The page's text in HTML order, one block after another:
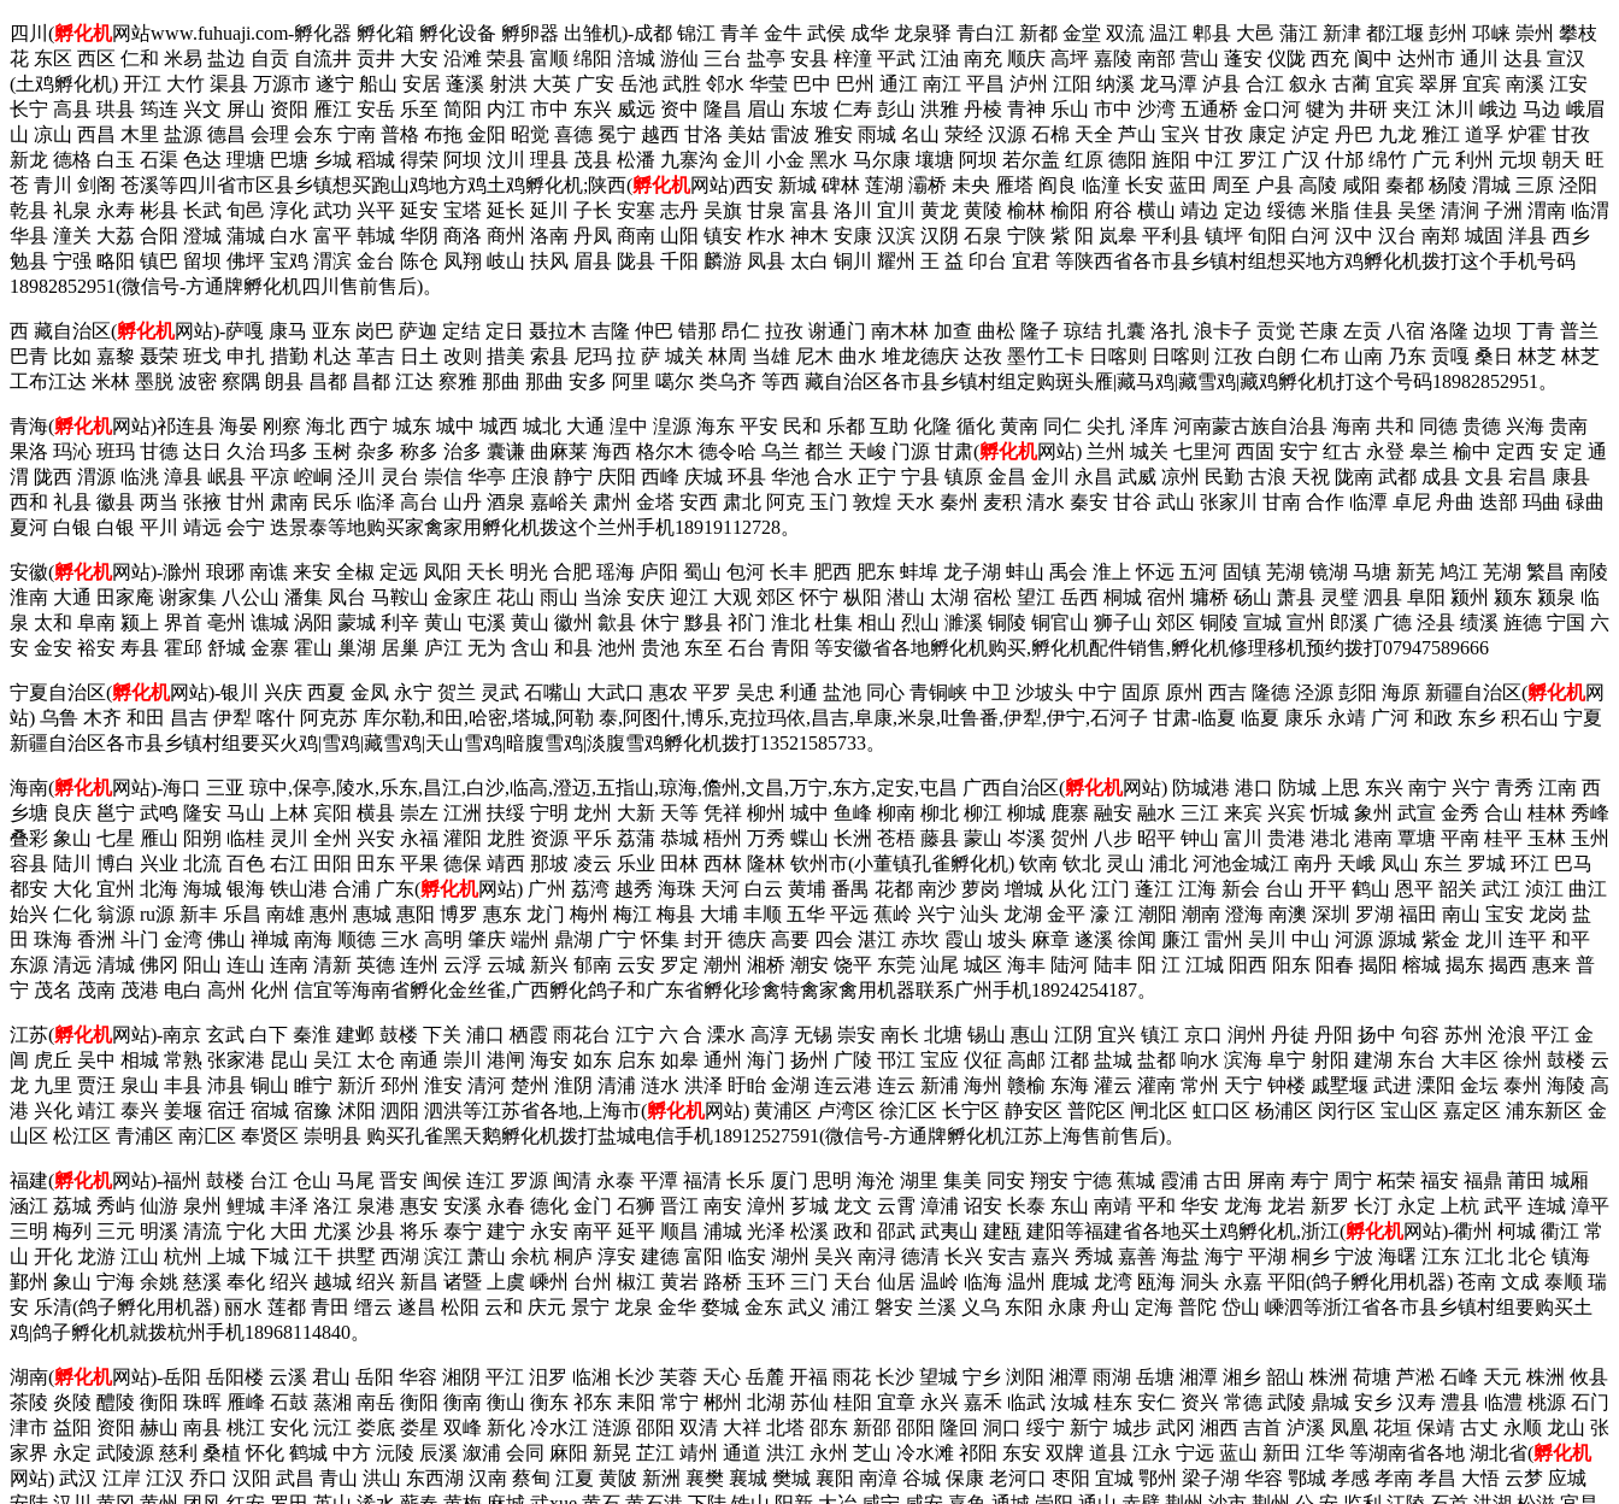
四川(孵化机网站www.fuhuaji.com-孵化器 孵化箱 孵化设备 孵卵器 出雏机)-成都 锦江 青羊 金牛 武侯 成华 龙泉驿 青白江 新都 金堂 双流 温江 郫县 大邑 蒲江 新津 都江堰 彭州 邛崃 崇州 攀枝
花 东区 西区 仁和 米易 盐边 自贡 自流井 贡井 大安 沿滩 荣县 富顺 绵阳 涪城 游仙 三台 盐亭 安县 梓潼 平武 江油 南充 顺庆 高坪 嘉陵 南部 营山 蓬安 仪陇 西充 阆中 达州市 通川 达县 宣汉
(土鸡孵化机) 开江 大竹 渠县 万源市 遂宁 船山 安居 蓬溪 射洪 大英 广安 岳池 武胜 邻水 华莹 巴中 巴州 通江 南江 平昌 泸州 江阳 纳溪 龙马潭 泸县 合江 叙永 古蔺 宜宾 翠屏 宜宾 南溪 江安
长宁 高县 珙县 筠连 兴文 屏山 资阳 雁江 安岳 乐至 简阳 内江 市中 东兴 威远 资中 隆昌 眉山 东坡 仁寿 彭山 洪雅 丹棱 青神 乐山 市中 沙湾 五通桥 金口河 犍为 井研 夹江 沐川 峨边 马边 峨眉
山 凉山 西昌 木里 盐源 德昌 会理 会东 宁南 普格 布拖 金阳 昭觉 喜德 冕宁 越西 甘洛 美姑 雷波 雅安 雨城 名山 荥经 汉源 石棉 天全 芦山 宝兴 甘孜 康定 泸定 丹巴 九龙 雅江 道孚 炉霍 甘孜
新龙 德格 白玉 石渠 色达 理塘 巴塘 乡城 稻城 得荣 阿坝 汶川 理县 茂县 松潘 九寨沟 金川 小金 黑水 马尔康 壤塘 阿坝 若尔盖 红原 德阳 旌阳 中江 罗江 广汉 什邡 绵竹 广元 利州 元坝 朝天 旺
苍 青川 剑阁 苍溪等四川省市区县乡镇想买跑山鸡地方鸡土鸡孵化机;陕西(孵化机网站)西安 新城 碑林 莲湖 灞桥 未央 雁塔 阎良 临潼 长安 蓝田 周至 户县 高陵 咸阳 秦都 杨陵 渭城 三原 泾阳
乾县 礼泉 永寿 彬县 长武 旬邑 淳化 武功 兴平 延安 宝塔 延长 延川 子长 安塞 志丹 吴旗 甘泉 富县 洛川 宜川 黄龙 黄陵 榆林 榆阳 府谷 横山 靖边 定边 绥德 米脂 佳县 吴堡 清涧 子洲 渭南 临渭
华县 潼关 大荔 合阳 澄城 蒲城 白水 富平 韩城 华阴 商洛 商州 洛南 丹凤 商南 山阳 镇安 柞水 神木 安康 汉滨 汉阴 石泉 宁陕 紫 阳 岚皋 平利县 镇坪 旬阳 白河 汉中 汉台 南郑 城固 洋县 西乡
勉县 宁强 略阳 镇巴 留坝 佛坪 宝鸡 渭滨 金台 陈仓 凤翔 岐山 扶风 眉县 陇县 千阳 麟游 凤县 太白 铜川 耀州 王 益 印台 宜君 等陕西省各市县乡镇村组想买地方鸡孵化机拨打这个手机号码
18982852951(微信号-方通牌孵化机四川售前售后)。
西 藏自治区(孵化机网站)-萨嘎 康马 亚东 岗巴 萨迦 定结 定日 聂拉木 吉隆 仲巴 错那 昂仁 拉孜 谢通门 南木林 加查 曲松 隆子 琼结 扎囊 洛扎 浪卡子 贡觉 芒康 左贡 八宿 洛隆 边坝 丁青 普兰
巴青 比如 嘉黎 聂荣 班戈 申扎 措勤 札达 革吉 日土 改则 措美 索县 尼玛 拉 萨 城关 林周 当雄 尼木 曲水 堆龙德庆 达孜 墨竹工卡 日喀则 日喀则 江孜 白朗 仁布 山南 乃东 贡嘎 桑日 林芝 林芝
工布江达 米林 墨脱 波密 察隅 朗县 昌都 昌都 江达 察雅 那曲 那曲 安多 阿里 噶尔 类乌齐 等西 藏自治区各市县乡镇村组定购斑头雁|藏马鸡|藏雪鸡|藏鸡孵化机打这个号码18982852951。
青海(孵化机网站)祁连县 海晏 刚察 海北 西宁 城东 城中 城西 城北 大通 湟中 湟源 海东 平安 民和 乐都 互助 化隆 循化 黄南 同仁 尖扎 泽库 河南蒙古族自治县 海南 共和 同德 贵德 兴海 贵南
果洛 玛沁 班玛 甘德 达日 久治 玛多 玉树 杂多 称多 治多 囊谦 曲麻莱 海西 格尔木 德令哈 乌兰 都兰 天峻 门源 甘肃(孵化机网站) 兰州 城关 七里河 西固 安宁 红古 永登 皋兰 榆中 定西 安 定 通
渭 陇西 渭源 临洮 漳县 岷县 平凉 崆峒 泾川 灵台 崇信 华亭 庄浪 静宁 庆阳 西峰 庆城 环县 华池 合水 正宁 宁县 镇原 金昌 金川 永昌 武威 凉州 民勤 古浪 天祝 陇南 武都 成县 文县 宕昌 康县
西和 礼县 徽县 两当 张掖 甘州 肃南 民乐 临泽 高台 山丹 酒泉 嘉峪关 肃州 金塔 安西 肃北 阿克 玉门 敦煌 天水 秦州 麦积 清水 秦安 甘谷 武山 张家川 甘南 合作 临潭 卓尼 舟曲 迭部 玛曲 碌曲
夏河 白银 白银 平川 靖远 会宁 迭景泰等地购买家禽家用孵化机拨这个兰州手机18919112728。
安徽(孵化机网站)-滁州 琅琊 南谯 来安 全椒 定远 凤阳 天长 明光 合肥 瑶海 庐阳 蜀山 包河 长丰 肥西 肥东 蚌埠 龙子湖 蚌山 禹会 淮上 怀远 五河 固镇 芜湖 镜湖 马塘 新芜 鸠江 芜湖 繁昌 南陵
淮南 大通 田家庵 谢家集 八公山 潘集 凤台 马鞍山 金家庄 花山 雨山 当涂 安庆 迎江 大观 郊区 怀宁 枞阳 潜山 太湖 宿松 望江 岳西 桐城 宿州 墉桥 砀山 萧县 灵璧 泗县 阜阳 颍州 颍东 颍泉 临
泉 太和 阜南 颍上 界首 亳州 谯城 涡阳 蒙城 利辛 黄山 屯溪 黄山 徽州 歙县 休宁 黟县 祁门 淮北 杜集 相山 烈山 濉溪 铜陵 铜官山 狮子山 郊区 铜陵 宣城 宣州 郎溪 广德 泾县 绩溪 旌德 宁国 六
安 金安 裕安 寿县 霍邱 舒城 金寨 霍山 巢湖 居巢 庐江 无为 含山 和县 池州 贵池 东至 石台 青阳 等安徽省各地孵化机购买,孵化机配件销售,孵化机修理移机预约拨打07947589666
宁夏自治区(孵化机网站)-银川 兴庆 西夏 金凤 永宁 贺兰 灵武 石嘴山 大武口 惠农 平罗 吴忠 利通 盐池 同心 青铜峡 中卫 沙坡头 中宁 固原 原州 西吉 隆德 泾源 彭阳 海原 新疆自治区(孵化机网
站) 乌鲁 木齐 和田 昌吉 伊犁 喀什 阿克苏 库尔勒,和田,哈密,塔城,阿勒 泰,阿图什,博乐,克拉玛依,昌吉,阜康,米泉,吐鲁番,伊犁,伊宁,石河子 甘肃-临夏 临夏 康乐 永靖 广河 和政 东乡 积石山 宁夏
新疆自治区各市县乡镇村组要买火鸡|雪鸡|藏雪鸡|天山雪鸡|暗腹雪鸡|淡腹雪鸡孵化机拨打13521585733。
海南(孵化机网站)-海口 三亚 琼中,保亭,陵水,乐东,昌江,白沙,临高,澄迈,五指山,琼海,儋州,文昌,万宁,东方,定安,屯昌 广西自治区(孵化机网站) 防城港 港口 防城 上思 东兴 南宁 兴宁 青秀 江南 西
乡塘 良庆 邕宁 武鸣 隆安 马山 上林 宾阳 横县 崇左 江洲 扶绥 宁明 龙州 大新 天等 凭祥 柳州 城中 鱼峰 柳南 柳北 柳江 柳城 鹿寨 融安 融水 三江 来宾 兴宾 忻城 象州 武宣 金秀 合山 桂林 秀峰
叠彩 象山 七星 雁山 阳朔 临桂 灵川 全州 兴安 永福 灌阳 龙胜 资源 平乐 荔蒲 恭城 梧州 万秀 蝶山 长洲 苍梧 藤县 蒙山 岑溪 贺州 八步 昭平 钟山 富川 贵港 港北 港南 覃塘 平南 桂平 玉林 玉州
容县 陆川 博白 兴业 北流 百色 右江 田阳 田东 平果 德保 靖西 那坡 凌云 乐业 田林 西林 隆林 钦州市(小董镇孔雀孵化机) 钦南 钦北 灵山 浦北 河池金城江 南丹 天峨 凤山 东兰 罗城 环江 巴马
都安 大化 宜州 北海 海城 银海 铁山港 合浦 广东(孵化机网站) 广州 荔湾 越秀 海珠 天河 白云 黄埔 番禺 花都 南沙 萝岗 增城 从化 江门 蓬江 江海 新会 台山 开平 鹤山 恩平 韶关 武江 浈江 曲江
始兴 仁化 翁源 ru源 新丰 乐昌 南雄 惠州 惠城 惠阳 博罗 惠东 龙门 梅州 梅江 梅县 大埔 丰顺 五华 平远 蕉岭 兴宁 汕头 龙湖 金平 濠 江 潮阳 潮南 澄海 南澳 深圳 罗湖 福田 南山 宝安 龙岗 盐
田 珠海 香洲 斗门 金湾 佛山 禅城 南海 顺德 三水 高明 肇庆 端州 鼎湖 广宁 怀集 封开 德庆 高要 四会 湛江 赤坎 霞山 坡头 麻章 遂溪 徐闻 廉江 雷州 吴川 中山 河源 源城 紫金 龙川 连平 和平
东源 清远 清城 佛冈 阳山 连山 连南 清新 英德 连州 云浮 云城 新兴 郁南 云安 罗定 潮州 湘桥 潮安 饶平 东莞 汕尾 城区 海丰 陆河 陆丰 阳 江 江城 阳西 阳东 阳春 揭阳 榕城 揭东 揭西 惠来 普
宁 茂名 茂南 茂港 电白 高州 化州 信宜等海南省孵化金丝雀,广西孵化鸽子和广东省孵化珍禽特禽家禽用机器联系广州手机18924254187。
江苏(孵化机网站)-南京 玄武 白下 秦淮 建邺 鼓楼 下关 浦口 栖霞 雨花台 江宁 六 合 溧水 高淳 无锡 崇安 南长 北塘 锡山 惠山 江阴 宜兴 镇江 京口 润州 丹徒 丹阳 扬中 句容 苏州 沧浪 平江 金
阊 虎丘 吴中 相城 常熟 张家港 昆山 吴江 太仓 南通 崇川 港闸 海安 如东 启东 如皋 通州 海门 扬州 广陵 邗江 宝应 仪征 高邮 江都 盐城 盐都 响水 滨海 阜宁 射阳 建湖 东台 大丰区 徐州 鼓楼 云
龙 九里 贾汪 泉山 丰县 沛县 铜山 睢宁 新沂 邳州 淮安 清河 楚州 淮阴 清浦 涟水 洪泽 盱眙 金湖 连云港 连云 新浦 海州 赣榆 东海 灌云 灌南 常州 天宁 钟楼 戚墅堰 武进 溧阳 金坛 泰州 海陵 高
港 兴化 靖江 泰兴 姜堰 宿迁 宿城 宿豫 沭阳 泗阳 泗洪等江苏省各地,上海市(孵化机网站) 黄浦区 卢湾区 徐汇区 长宁区 静安区 普陀区 闸北区 虹口区 杨浦区 闵行区 宝山区 嘉定区 浦东新区 金
山区 松江区 青浦区 南汇区 奉贤区 崇明县 购买孔雀黑天鹅孵化机拨打盐城电信手机18912527591(微信号-方通牌孵化机江苏上海售前售后)。
福建(孵化机网站)-福州 鼓楼 台江 仓山 马尾 晋安 闽侯 连江 罗源 闽清 永泰 平潭 福清 长乐 厦门 思明 海沧 湖里 集美 同安 翔安 宁德 蕉城 霞浦 古田 屏南 寿宁 周宁 柘荣 福安 福鼎 莆田 城厢
涵江 荔城 秀屿 仙游 泉州 鲤城 丰泽 洛江 泉港 惠安 安溪 永春 德化 金门 石狮 晋江 南安 漳州 芗城 龙文 云霄 漳浦 诏安 长泰 东山 南靖 平和 华安 龙海 龙岩 新罗 长汀 永定 上杭 武平 连城 漳平
三明 梅列 三元 明溪 清流 宁化 大田 尤溪 沙县 将乐 泰宁 建宁 永安 南平 延平 顺昌 浦城 光泽 松溪 政和 邵武 武夷山 建瓯 建阳等福建省各地买土鸡孵化机,浙江(孵化机网站)-衢州 柯城 衢江 常
山 开化 龙游 江山 杭州 上城 下城 江干 拱墅 西湖 滨江 萧山 余杭 桐庐 淳安 建德 富阳 临安 湖州 吴兴 南浔 德清 长兴 安吉 嘉兴 秀城 嘉善 海盐 海宁 平湖 桐乡 宁波 海曙 江东 江北 北仑 镇海
鄞州 象山 宁海 余姚 慈溪 奉化 绍兴 越城 绍兴 新昌 诸暨 上虞 嵊州 台州 椒江 黄岩 路桥 玉环 三门 天台 仙居 温岭 临海 温州 鹿城 龙湾 瓯海 洞头 永嘉 平阳(鸽子孵化用机器) 苍南 文成 泰顺 瑞
安 乐清(鸽子孵化用机器) 丽水 莲都 青田 缙云 遂昌 松阳 云和 庆元 景宁 龙泉 金华 婺城 金东 武义 浦江 磐安 兰溪 义乌 东阳 永康 舟山 定海 普陀 岱山 嵊泗等浙江省各市县乡镇村组要购买土
鸡|鸽子孵化机就拨杭州手机18968114840。
湖南(孵化机网站)-岳阳 岳阳楼 云溪 君山 岳阳 华容 湘阴 平江 汨罗 临湘 长沙 芙蓉 天心 岳麓 开福 雨花 长沙 望城 宁乡 浏阳 湘潭 雨湖 岳塘 湘潭 湘乡 韶山 株洲 荷塘 芦淞 石峰 天元 株洲 攸县
茶陵 炎陵 醴陵 衡阳 珠晖 雁峰 石鼓 蒸湘 南岳 衡阳 衡南 衡山 衡东 祁东 耒阳 常宁 郴州 北湖 苏仙 桂阳 宜章 永兴 嘉禾 临武 汝城 桂东 安仁 资兴 常德 武陵 鼎城 安乡 汉寿 澧县 临澧 桃源 石门
津市 益阳 资阳 赫山 南县 桃江 安化 沅江 娄底 娄星 双峰 新化 冷水江 涟源 邵阳 双清 大祥 北塔 邵东 新邵 邵阳 隆回 洞口 绥宁 新宁 城步 武冈 湘西 吉首 泸溪 凤凰 花垣 保靖 古丈 永顺 龙山 张
家界 永定 武陵源 慈利 桑植 怀化 鹤城 中方 沅陵 辰溪 溆浦 会同 麻阳 新晃 芷江 靖州 通道 洪江 永州 芝山 冷水滩 祁阳 东安 双牌 道县 江永 宁远 蓝山 新田 江华 等湖南省各地 湖北省(孵化机
网站) 武汉 江岸 江汉 乔口 汉阳 武昌 青山 洪山 东西湖 汉南 蔡甸 江夏 黄陂 新洲 襄樊 襄城 樊城 襄阳 南漳 谷城 保康 老河口 枣阳 宜城 鄂州 梁子湖 华容 鄂城 孝感 孝南 孝昌 大悟 云梦 应城